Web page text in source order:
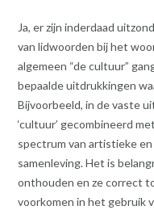
Ja, er zijn inderdaad
van lidwoorden bij het
algemeen “de cultuur”
bepaalde uitdrukkingen
Bijvoorbeeld, in de vaste
‘cultuur’ gecombineerd
spectrum van artistieke
samenleving. Het is
onthouden en ze correct
voorkomen in het gebruik